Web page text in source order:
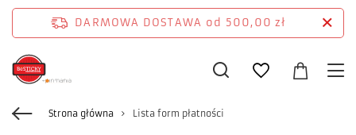
DARMOWA DOSTAWA od 500,00 zł
Strona główna Lista form płatności